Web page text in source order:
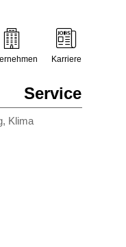
Klima
Service
Karriere